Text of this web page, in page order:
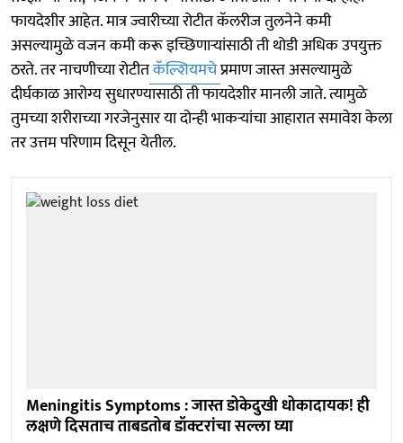
फायदेशीर आहेत. मात्र ज्वारीच्या रोटीत कॅलरीज तुलनेने कमी
असल्यामुळे वजन कमी करू इच्छिणाऱ्यांसाठी ती थोडी अधिक उपयुक्त
ठरते. तर नाचणीच्या रोटीतकॅल्शियमचेप्रमाण जास्त असल्यामुळे
दीर्घकाळ आरोग्य सुधारण्यासाठी ती फायदेशीर मानली जाते. त्यामुळे
तुमच्या शरीराच्या गरजेनुसार या दोन्ही भाकऱ्यांचा आहारात समावेश केला
तर उत्तम परिणाम दिसून येतील.
Meningitis Symptoms : जास्त डोकेदुखी धोकादायक! ही
लक्षणे दिसताच ताबडतोब डॉक्टरांचा सल्ला घ्या